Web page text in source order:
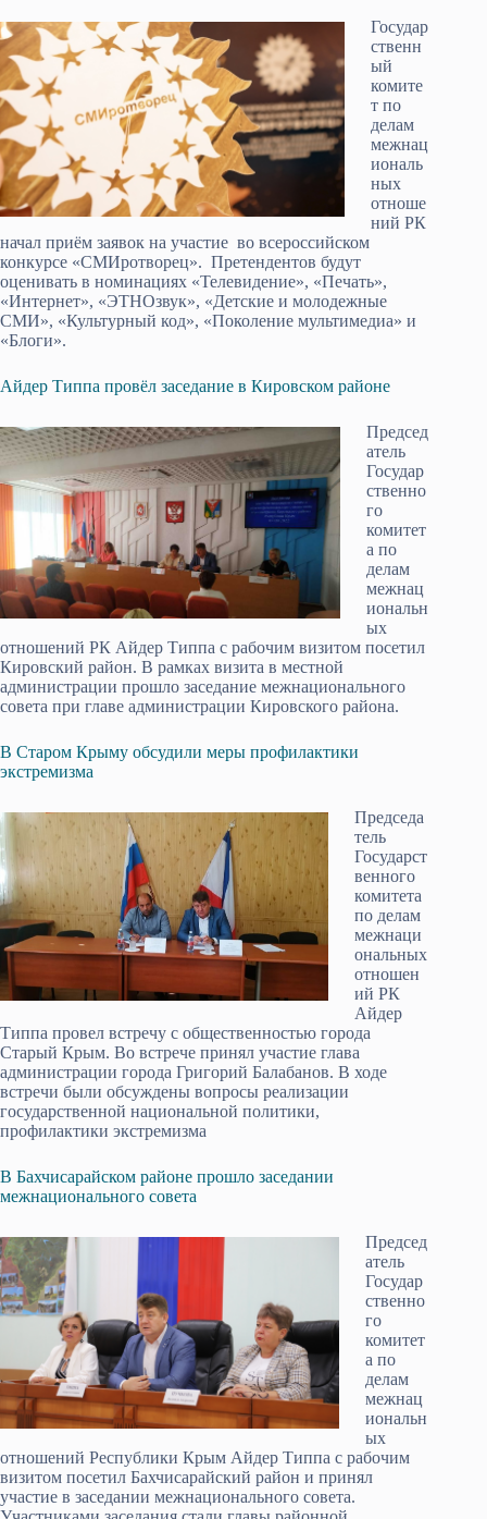
Государ
ственн
ый
комите
т по
делам
межнац
иональ
ных
отноше
ний РК
начал приём заявок на участие во всероссийском
конкурсе «СМИротворец». Претендентов будут
оценивать в номинациях «Телевидение», «Печать»,
«Интернет», «ЭТНОзвук», «Детские и молодежные
СМИ», «Культурный код», «Поколение мультимедиа» и
«Блоги».
Айдер Типпа провёл заседание в Кировском районе
Председ
атель
Государ
ственно
го
комитет
а по
делам
межнац
иональн
ых
отношений РК Айдер Типпа с рабочим визитом посетил
Кировский район. В рамках визита в местной
администрации прошло заседание межнационального
совета при главе администрации Кировского района.
В Старом Крыму обсудили меры профилактики
экстремизма
Председа
тель
Государст
венного
комитета
по делам
межнаци
ональных
отношен
ий РК
Айдер
Типпа провел встречу с общественностью города
Старый Крым. Во встрече принял участие глава
администрации города Григорий Балабанов. В ходе
встречи были обсуждены вопросы реализации
государственной национальной политики,
профилактики экстремизма
В Бахчисарайском районе прошло заседании
межнационального совета
Председ
атель
Государ
ственно
го
комитет
а по
делам
межнац
иональн
ых
отношений Республики Крым Айдер Типпа с рабочим
визитом посетил Бахчисарайский район и принял
участие в заседании межнационального совета.